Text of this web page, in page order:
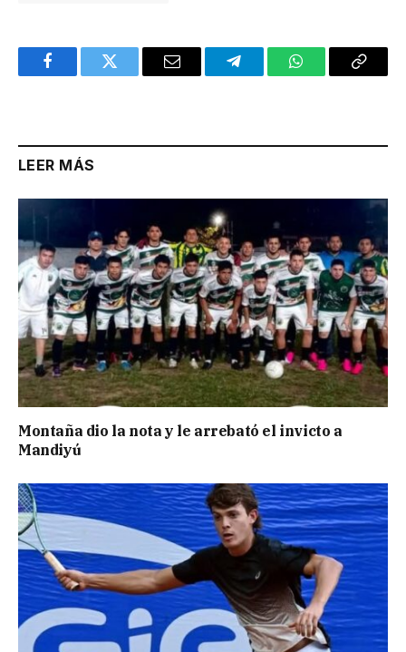
FacebookTwitter Email TelegramWhatsAppCopy
LEER MÁS
Montaña dio la nota y le arrebató el invicto a
Mandiyú